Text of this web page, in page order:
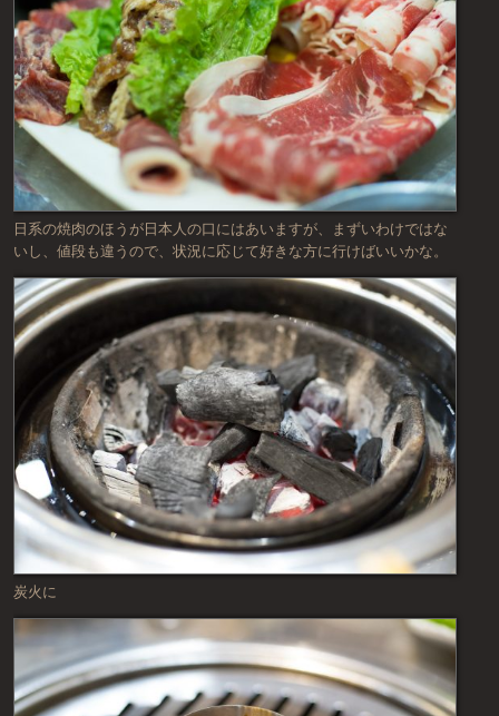
日系の焼肉のほうが日本人の口にはあいますが、まずいわけではな
いし、値段も違うので、状況に応じて好きな方に行けばいいかな。
炭火に